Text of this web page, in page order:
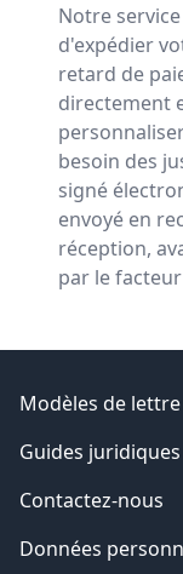
Notre
d'expédier
retard de
directement
besoin des
signé
envoyé en
réception,
par le
Modèles de lettre
Guides juridiques
Contactez-nous
Données